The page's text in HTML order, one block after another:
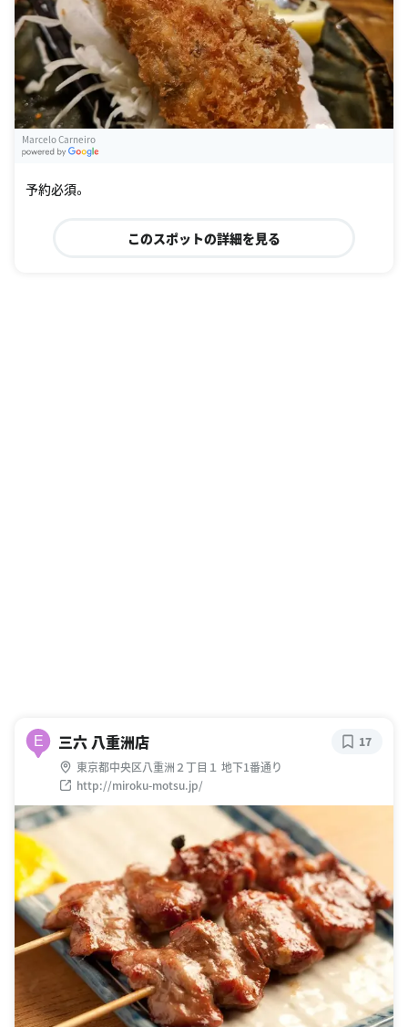
Marcelo Carneiro
予約必須。
このスポットの詳細を見る
E 三六 八重洲店
東京都中央区八重洲２丁目１ 地下1番通り
http://miroku-motsu.jp/
17